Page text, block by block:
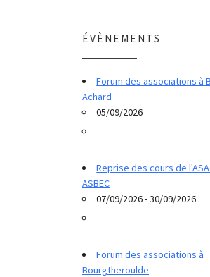
ÉVÈNEMENTS
Forum des associations à
Achard
05/09/2026
Reprise des cours de
ASBEC
07/09/2026 - 30/09/2026
Forum des associations à
Bourgtheroulde